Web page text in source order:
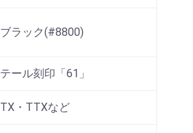
ブラック(#8800)
テール刻印「61」
TX・TTXなど